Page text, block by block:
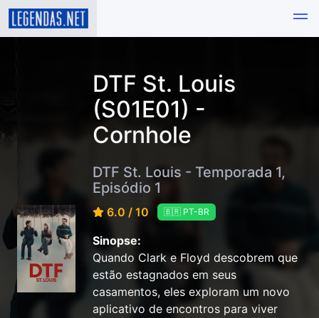
DTF St. Louis
(S01E01) -
Cornhole
DTF St. Louis - Temporada 1,
Episódio 1
6.0 / 10 🇧🇷 PT-BR
Sinopse:
Quando Clark e Floyd descobrem que
estão estagnados em seus
casamentos, eles exploram um novo
aplicativo de encontros para viver